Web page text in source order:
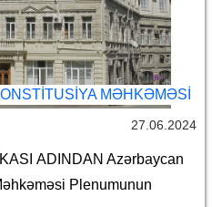
MƏHKƏMƏSI
27.06.2024
ADINDAN Azərbaycan
Plenumunun